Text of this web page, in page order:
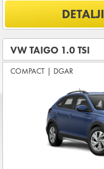
Šta je uključeno u ponudu?
OSNOVNI PAKET
(THW)
Koji su osnovni uslovi za najam
DEPOZIT NA
720,00 EUR+ iznosa
VW TAIGO 1.0 TSI
COMPACT | DGAR